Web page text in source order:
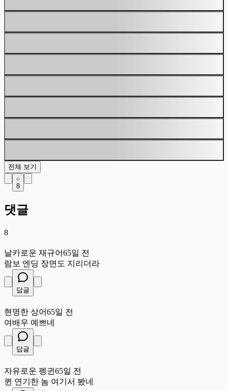
전체 보기
8
댓글
8
날카로운 재규어65일 전
람보 엔딩 장면도 지리더라
답글
현명한 상어65일 전
여배우 예쁘네
답글
자유로운 펭귄 65일 전
퀸 연기한 놈 여기서 봤네